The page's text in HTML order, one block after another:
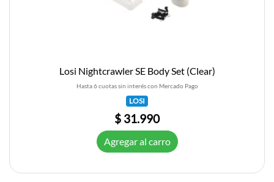
Losi Nightcrawler SE Body Set (Clear)
Hasta 6 cuotas sin interés con Mercado Pago
LOSI
$ 31.990
Agregar al carro